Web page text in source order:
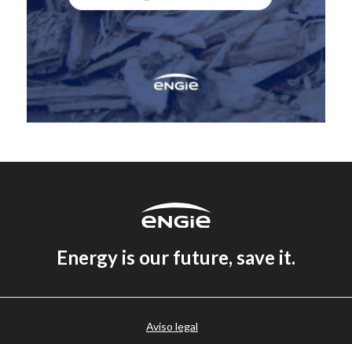
Energy is our future, save it.
Aviso legal